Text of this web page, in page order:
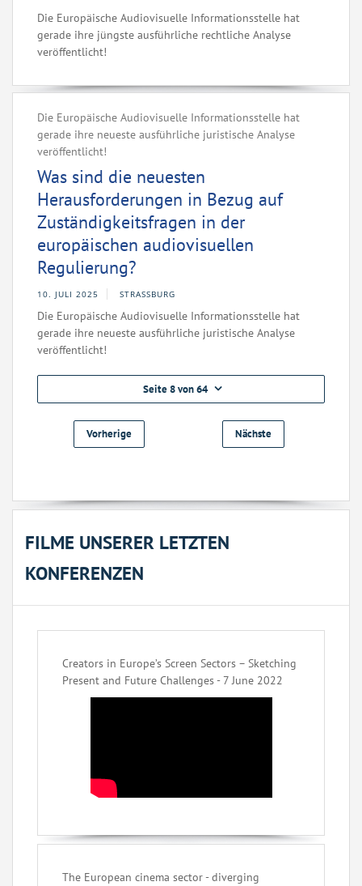
Die Europäische Audiovisuelle Informationsstelle hat
gerade ihre jüngste ausführliche rechtliche Analyse
veröffentlicht!
Die Europäische Audiovisuelle Informationsstelle hat
gerade ihre neueste ausführliche juristische Analyse
veröffentlicht!
Was sind die neuesten
Herausforderungen in Bezug auf
Zuständigkeitsfragen in der
europäischen audiovisuellen
Regulierung?
10. JULI 2025 STRASSBURG
Die Europäische Audiovisuelle Informationsstelle hat
gerade ihre neueste ausführliche juristische Analyse
veröffentlicht!
Seite 8 von 64
Vorherige Nächste
FILME UNSERER LETZTEN
KONFERENZEN
Creators in Europe’s Screen Sectors – Sketching
Present and Future Challenges - 7 June 2022
The European cinema sector - diverging